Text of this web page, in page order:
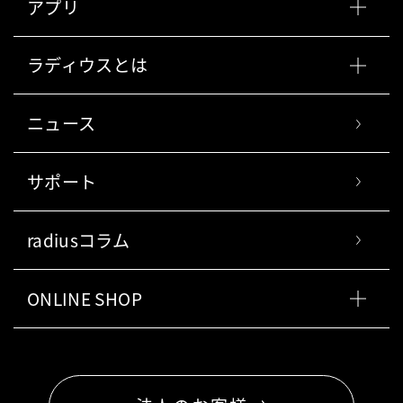
アプリ
ラディウスとは
ニュース
サポート
radiusコラム
ONLINE SHOP